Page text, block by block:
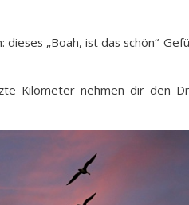
„Boah, ist das schön“-
Kilometer nehmen dir den